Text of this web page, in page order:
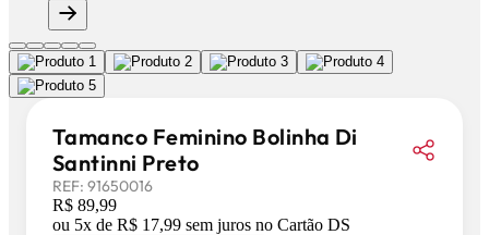
Tamanco Feminino Bolinha Di
Santinni Preto
REF: 91650016
R$ 89,99
ou 5x de R$ 17,99 sem juros no Cartão DS